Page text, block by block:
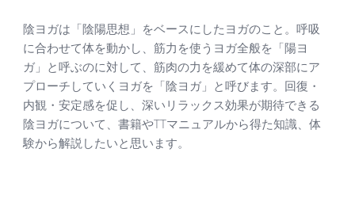
陰ヨガは「陰陽思想」をベースにしたヨガのこと。呼吸
に合わせて体を動かし、筋力を使うヨガ全般を「陽ヨ
ガ」と呼ぶのに対して、筋肉の力を緩めて体の深部にア
プローチしていくヨガを「陰ヨガ」と呼びます。回復・
内観・安定感を促し、深いリラックス効果が期待できる
陰ヨガについて、書籍やTTマニュアルから得た知識、体
験から解説したいと思います。